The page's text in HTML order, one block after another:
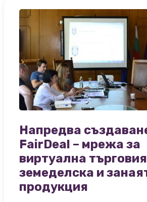
Напредва
FairDeal – мрежа за
виртуална
земеделска и
продукция